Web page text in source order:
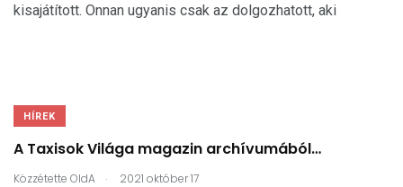
kisajátított. Onnan ugyanis csak az dolgozhatott, aki
HÍREK
A Taxisok Világa magazin archívumából…
Közzétette OldA . 2021 október 17